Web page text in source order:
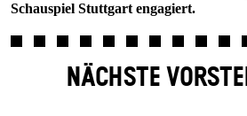
Schauspiel Stuttgart engagiert.
NÄCHSTE